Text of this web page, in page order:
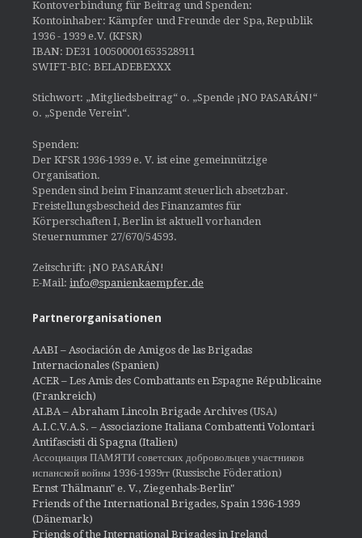
Kontoverbindung für Beitrag und Spenden:
Kontoinhaber: Kämpfer und Freunde der Spa, Republik
1936 - 1939 e.V. (KFSR)
IBAN: DE31 100500001653528911
SWIFT-BIC: BELADEBEXXX
Stichwort: „Mitgliedsbeitrag“ o. „Spende ¡NO PASARÁN!“
o. „Spende Verein“.
Spenden:
Der KFSR 1936-1939 e. V. ist eine gemeinnützige
Organisation.
Spenden sind beim Finanzamt steuerlich absetzbar.
Freistellungsbescheid des Finanzamtes für
Körperschaften I, Berlin ist aktuell vorhanden
Steuernummer 27/670/54593.
Zeitschrift: ¡NO PASARÁN!
E-Mail: info@spanienkaempfer.de
Partnerorganisationen
AABI – Asociación de Amigos de las Brigadas
Internacionales (Spanien)
ACER – Les Amis des Combattants en Espagne Républicaine
(Frankreich)
ALBA – Abraham Lincoln Brigade Archives (USA)
A.I.C.V.A.S. – Associazione Italiana Combattenti Volontari
Antifascisti di Spagna (Italien)
Ассоциация ПАМЯТИ советских добровольцев участников
испанской войны 1936-1939гг (Russische Föderation)
Ernst Thälmann" e. V., Ziegenhals-Berlin"
Friends of the International Brigades, Spain 1936-1939
(Dänemark)
Friends of the International Brigades in Ireland